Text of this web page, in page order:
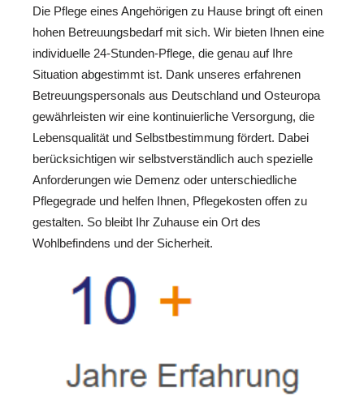
Die Pflege eines Angehörigen zu Hause bringt oft einen
hohen Betreuungsbedarf mit sich. Wir bieten Ihnen eine
individuelle 24-Stunden-Pflege, die genau auf Ihre
Situation abgestimmt ist. Dank unseres erfahrenen
Betreuungspersonals aus Deutschland und Osteuropa
gewährleisten wir eine kontinuierliche Versorgung, die
Lebensqualität und Selbstbestimmung fördert. Dabei
berücksichtigen wir selbstverständlich auch spezielle
Anforderungen wie Demenz oder unterschiedliche
Pflegegrade und helfen Ihnen, Pflegekosten offen zu
gestalten. So bleibt Ihr Zuhause ein Ort des
Wohlbefindens und der Sicherheit.